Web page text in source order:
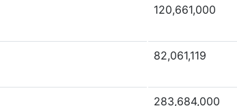
120,661,000
82,061,119
283,684,000